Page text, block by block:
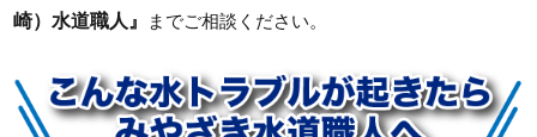
崎）水道職人』
までご相談ください。